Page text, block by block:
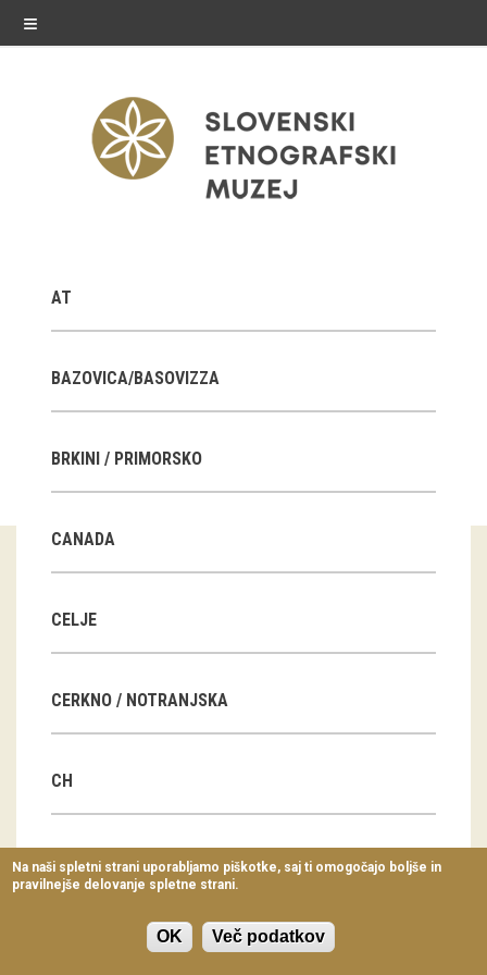
≡
Stalne razstave
Občasne razstave
E-razstave
Arhiv razstav
dogodki
Predavanja
Delavnice
Vodeni ogledi
AT
BAZOVICA/BASOVIZZA
BRKINI / PRIMORSKO
CANADA
CELJE
CERKNO / NOTRANJSKA
CH
CN
Na naši spletni strani uporabljamo piškotke, saj ti omogočajo boljše in
pravilnejše delovanje spletne strani.
OK Več podatkov